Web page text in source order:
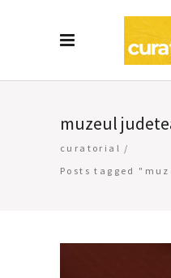
muzeul
curatorial /
Posts tagged